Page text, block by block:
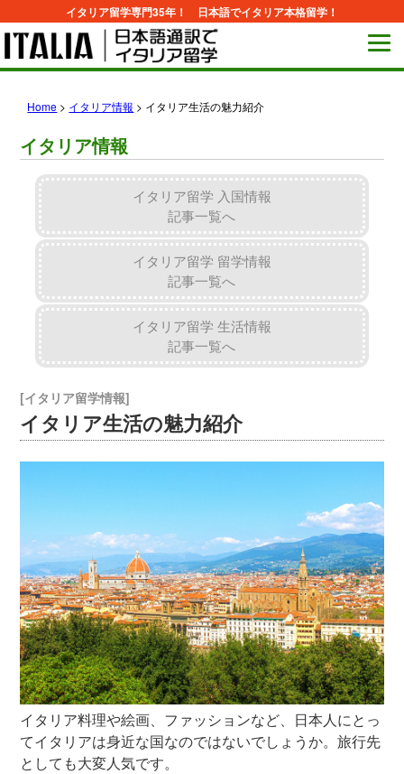
イタリア留学専門35年！ 日本語でイタリア本格留学！
Home > イタリア情報 > イタリア生活の魅力紹介
イタリア情報
イタリア留学 入国情報
記事一覧へ
イタリア留学 留学情報
記事一覧へ
イタリア留学 生活情報
記事一覧へ
[イタリア留学情報]
イタリア生活の魅力紹介
イタリア料理や絵画、ファッションなど、日本人にとっ
てイタリアは身近な国なのではないでしょうか。旅行先
としても大変人気です。